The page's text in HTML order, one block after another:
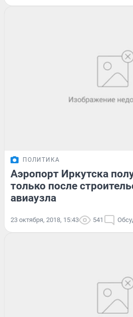
ПОЛИТИКА
Аэропорт Иркутска
только после
авиаузла
23 октября, 2018, 15:43 541